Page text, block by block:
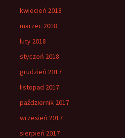
kwiecień 2018
marzec 2018
luty 2018
styczeń 2018
grudzień 2017
listopad 2017
październik 2017
wrzesień 2017
sierpień 2017